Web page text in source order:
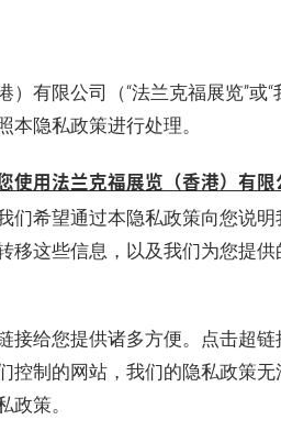
）有限公司（“法兰克福展览”或
本隐私政策进行处理。
使用法兰克福展览（香港）有
们希望通过本隐私政策向您说
移这些信息，以及我们为您提
接给您提供诸多方便。点击超
控制的网站，我们的隐私政策
政策。